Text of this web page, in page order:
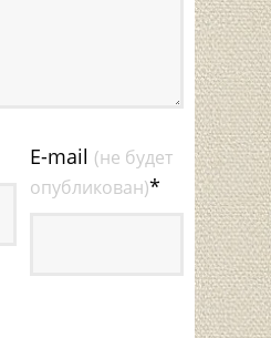
E-mail (не будет
опубликован)*